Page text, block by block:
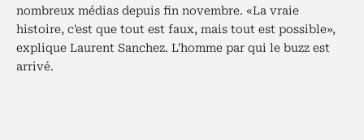
nombreux médias depuis fin novembre. «La vraie
histoire, c'est que tout est faux, mais tout est possible»,
explique Laurent Sanchez. L'homme par qui le buzz est
arrivé.